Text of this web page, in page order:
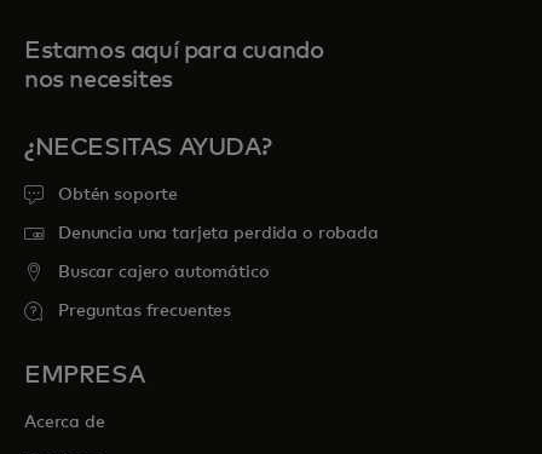
Estamos aquí para cuando
nos necesites
¿NECESITAS AYUDA?
Obtén soporte
Denuncia una tarjeta perdida o robada
Buscar cajero automático
Preguntas frecuentes
EMPRESA
Acerca de